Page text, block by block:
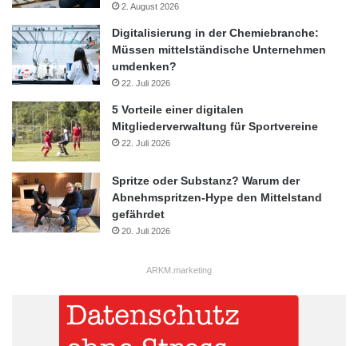
2. August 2026
Digitalisierung in der Chemiebranche:
Müssen mittelständische Unternehmen
umdenken?
22. Juli 2026
5 Vorteile einer digitalen
Mitgliederverwaltung für Sportvereine
22. Juli 2026
Spritze oder Substanz? Warum der
Abnehmspritzen-Hype den Mittelstand
gefährdet
20. Juli 2026
ARKM.marketing